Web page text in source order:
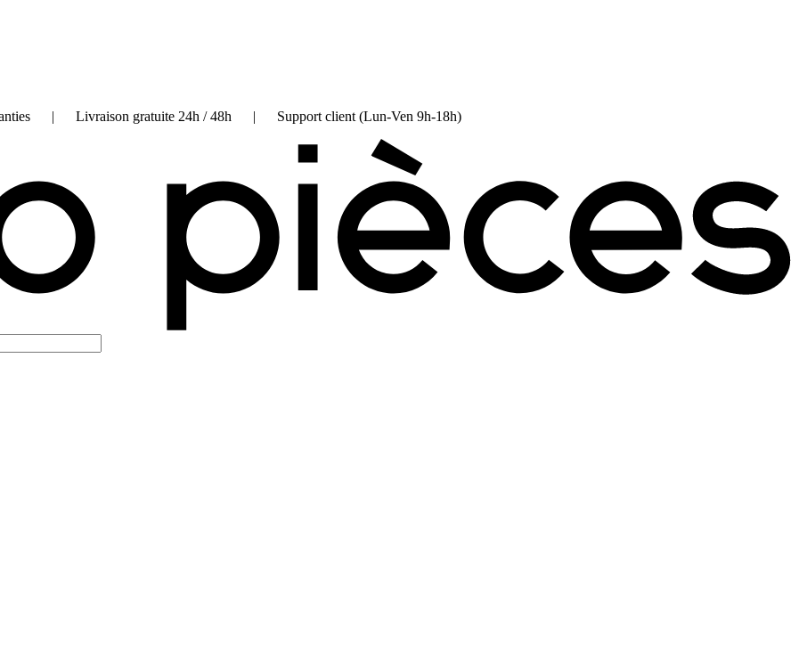
garanties | Livraison gratuite 24h / 48h | Support client (Lun-Ven 9h-18h)